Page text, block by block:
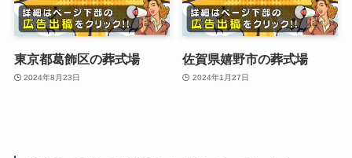
東京都葛飾区の葬式場
2024年8月23日
佐賀県嬉野市の葬式場
2024年1月27日